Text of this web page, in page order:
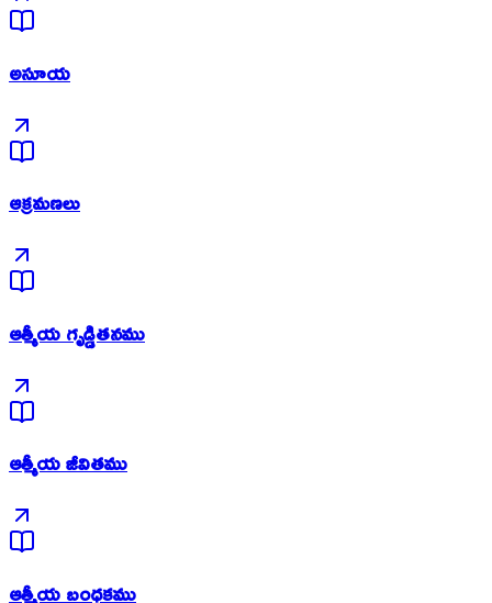
అసూయ
ఆక్రమణలు
ఆత్మీయ గృడ్డితనము
ఆత్మీయ జీవితము
ఆత్మీయ బంధకము